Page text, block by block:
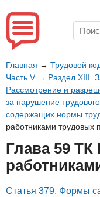
Главная → Трудовой
Часть V→ Раздел XIII.
Рассмотрение и
за нарушение
содержащих нормы
работниками трудовых
Глава 59
Статья 379. Формы